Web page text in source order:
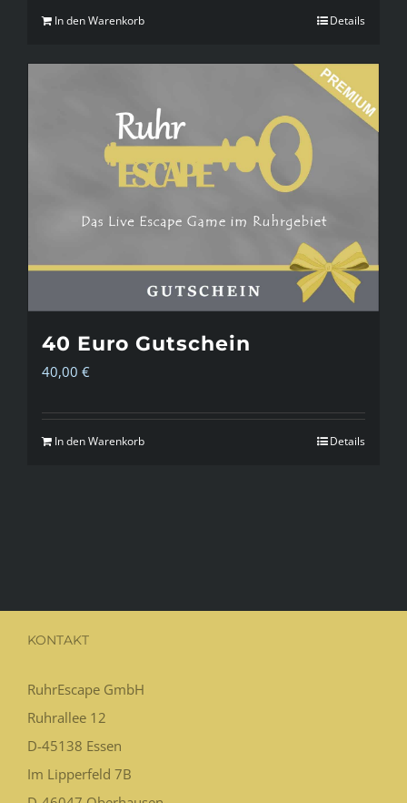
In den Warenkorb Details
40 Euro Gutschein
40,00 €
In den Warenkorb Details
KONTAKT
RuhrEscape GmbH
Ruhrallee 12
D-45138 Essen
Im Lipperfeld 7B